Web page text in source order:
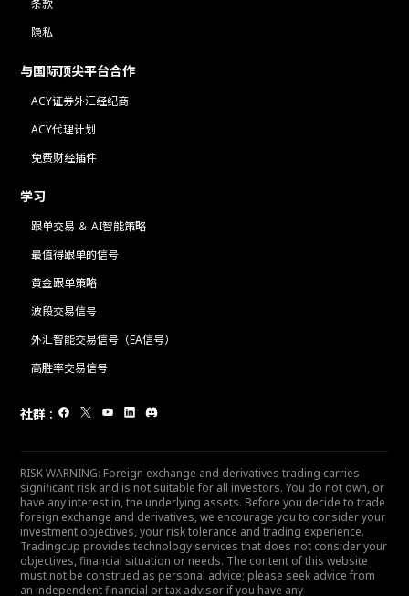
条款
隐私
与国际顶尖平台合作
ACY证券外汇经纪商
ACY代理计划
免费财经插件
学习
跟单交易 ＆ AI智能策略
最值得跟单的信号
黄金跟单策略
波段交易信号
外汇智能交易信号（EA信号）
高胜率交易信号
社群 :
RISK WARNING: Foreign exchange and derivatives trading carries
significant risk and is not suitable for all investors. You do not own, or
have any interest in, the underlying assets. Before you decide to trade
foreign exchange and derivatives, we encourage you to consider your
investment objectives, your risk tolerance and trading experience.
Tradingcup provides technology services that does not consider your
objectives, financial situation or needs. The content of this website
must not be construed as personal advice; please seek advice from
an independent financial or tax advisor if you have any